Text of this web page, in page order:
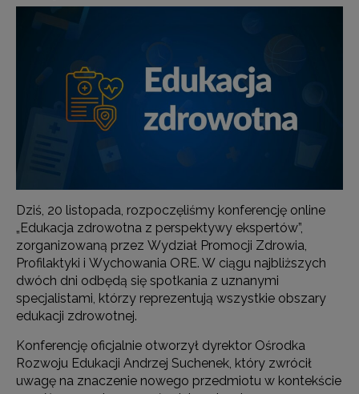
Dziś, 20 listopada, rozpoczęliśmy konferencję online
„Edukacja zdrowotna z perspektywy ekspertów”,
zorganizowaną przez Wydział Promocji Zdrowia,
Profilaktyki i Wychowania ORE. W ciągu najbliższych
dwóch dni odbędą się spotkania z uznanymi
specjalistami, którzy reprezentują wszystkie obszary
edukacji zdrowotnej.
Konferencję oficjalnie otworzył dyrektor Ośrodka
Rozwoju Edukacji Andrzej Suchenek, który zwrócił
uwagę na znaczenie nowego przedmiotu w kontekście